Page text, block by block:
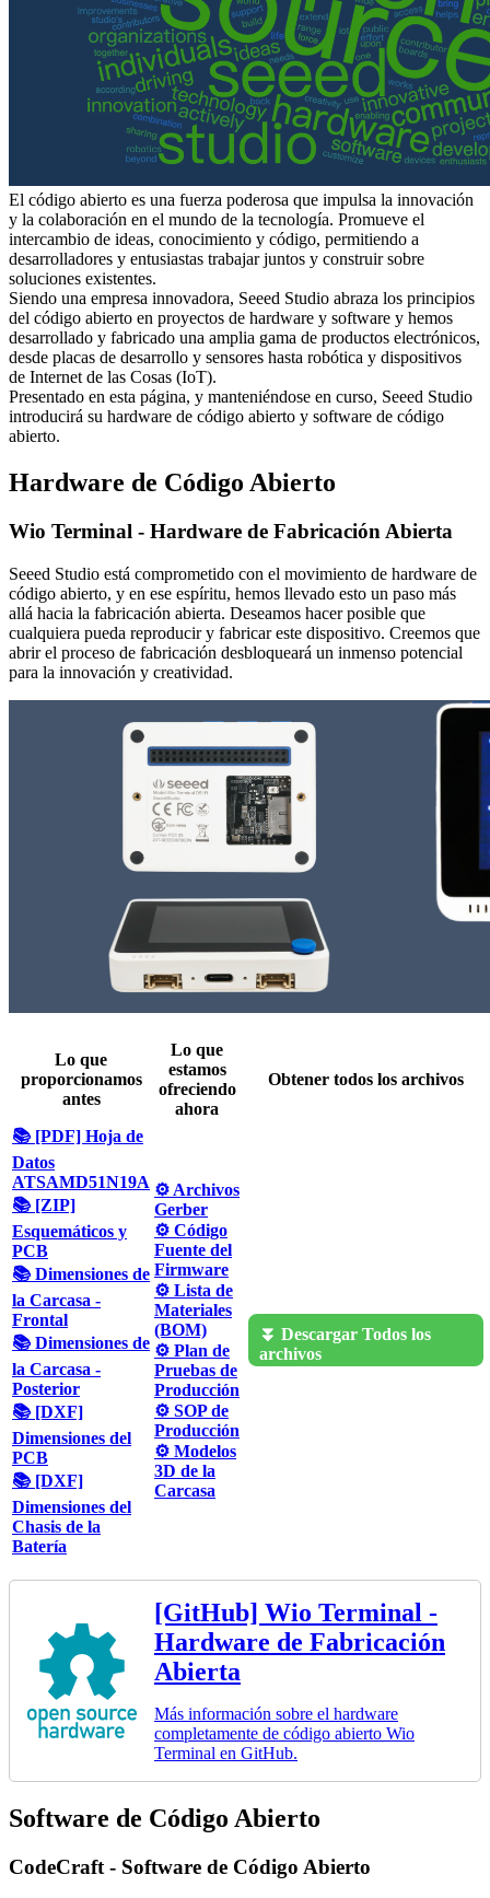
El código abierto es una fuerza poderosa que impulsa la innovación
y la colaboración en el mundo de la tecnología. Promueve el
intercambio de ideas, conocimiento y código, permitiendo a
desarrolladores y entusiastas trabajar juntos y construir sobre
soluciones existentes.
Siendo una empresa innovadora, Seeed Studio abraza los principios
del código abierto en proyectos de hardware y software y hemos
desarrollado y fabricado una amplia gama de productos electrónicos,
desde placas de desarrollo y sensores hasta robótica y dispositivos
de Internet de las Cosas (IoT).
Presentado en esta página, y manteniéndose en curso, Seeed Studio
introducirá su hardware de código abierto y software de código
abierto.
Hardware de Código Abierto
Wio Terminal - Hardware de Fabricación Abierta
Seeed Studio está comprometido con el movimiento de hardware de
código abierto, y en ese espíritu, hemos llevado esto un paso más
allá hacia la fabricación abierta. Deseamos hacer posible que
cualquiera pueda reproducir y fabricar este dispositivo. Creemos que
abrir el proceso de fabricación desbloqueará un inmenso potencial
para la innovación y creatividad.
Lo que
proporcionamos
antes
Lo que
estamos
ofreciendo
ahora
Obtener todos los archivos
📚 [PDF] Hoja de
Datos
ATSAMD51N19A
📚 [ZIP]
Esquemáticos y
PCB
📚 Dimensiones de
la Carcasa -
Frontal
📚 Dimensiones de
la Carcasa -
Posterior
📚 [DXF]
Dimensiones del
PCB
📚 [DXF]
Dimensiones del
Chasis de la
Batería
⚙️ Archivos
Gerber
⚙️ Código
Fuente del
Firmware
⚙️ Lista de
Materiales
(BOM)
⚙️ Plan de
Pruebas de
Producción
⚙️ SOP de
Producción
⚙️ Modelos
3D de la
Carcasa
⏬ Descargar Todos los
archivos
[GitHub] Wio Terminal -
Hardware de Fabricación
Abierta
Más información sobre el hardware
completamente de código abierto Wio
Terminal en GitHub.
Software de Código Abierto
CodeCraft - Software de Código Abierto